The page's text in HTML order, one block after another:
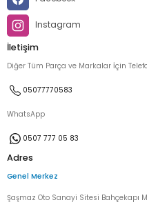
Instagram
İletişim
Diğer Tüm Parça ve Markalar İçin
05077770583
WhatsApp
0507 777 05 83
Adres
Genel Merkez
Şaşmaz Oto Sanayi Sitesi Bahçekapı